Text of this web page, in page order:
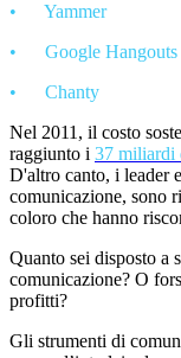
• Yammer
• Google Hangouts
• Chanty
Nel 2011, il costo
raggiunto i 37 miliardi
D'altro canto, i leader
comunicazione, sono
coloro che hanno
Quanto sei disposto a
comunicazione? O
profitti?
Gli strumenti di